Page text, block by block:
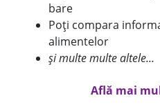
bare
Poți compara
alimentelor
și multe multe altele...
Află mai